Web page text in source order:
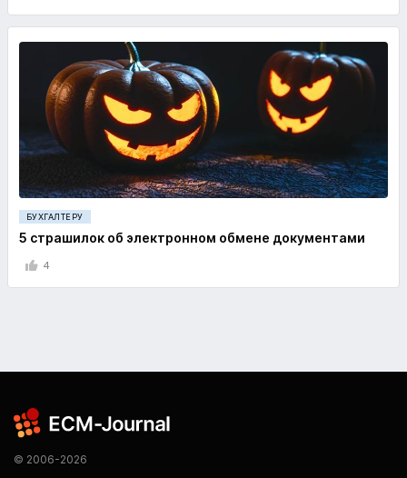
БУХГАЛТЕРУ
5 страшилок об электронном обмене документами
4
© 2006-2026